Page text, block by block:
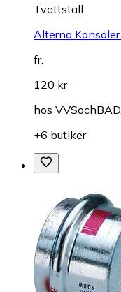
Tvättställ
Alterna
fr.
120 kr
hos
+6 butiker